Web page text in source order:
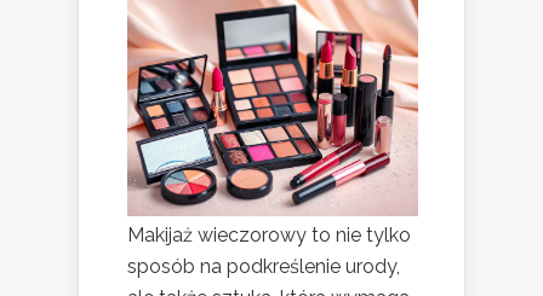
Makijaż wieczorowy to nie tylko
sposób na podkreślenie urody,